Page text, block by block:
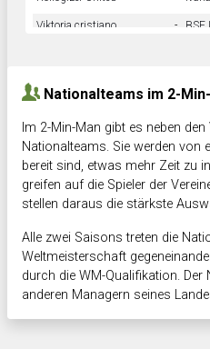
Viktoria cristiano - BSF
Nationalteams im 2-
Im 2-Min-Man gibt es neben
Nationalteams. Sie werden von
bereit sind, etwas mehr Zeit zu
greifen auf die Spieler der
stellen daraus die stärkste
Alle zwei Saisons treten die
Weltmeisterschaft
durch die WM-Qualifikation.
anderen Managern seines